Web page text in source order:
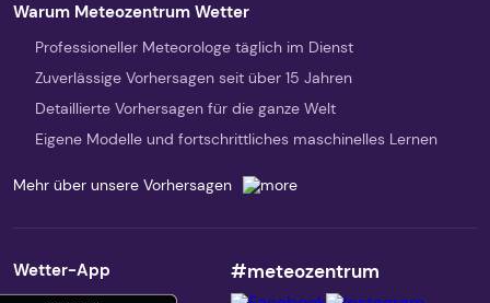
Warum Meteozentrum Wetter
Professioneller Meteorologe täglich im Dienst
Zuverlässige Vorhersagen seit über 15 Jahren
Detaillierte Vorhersagen für die ganze Welt
Eigene Modelle und fortschrittliches maschinelles Lernen
Mehr über unsere Vorhersagen
Wetter-App #meteozentrum